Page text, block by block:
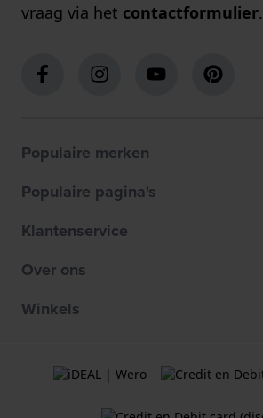
vraag via het contactformulier.
Populaire merken
Populaire pagina's
Klantenservice
Over ons
Winkels